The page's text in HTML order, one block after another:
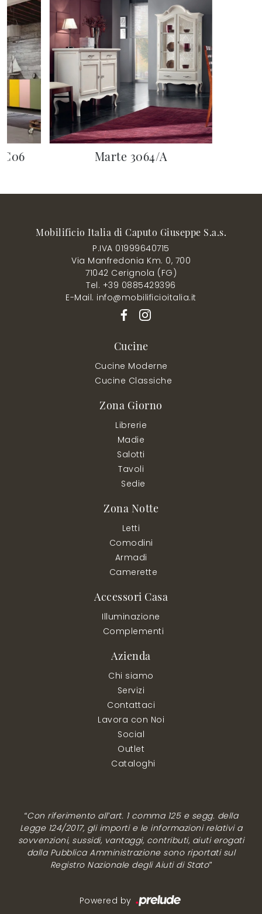
Marte 3064/A
Mobilificio Italia di Caputo Giuseppe S.a.s.
P.IVA 01999640715
Via Manfredonia Km. 0, 700
71042 Cerignola (FG)
Tel. +39 0885429396
E-Mail. info@mobilificioitalia.it
Cucine
Cucine Moderne
Cucine Classiche
Zona Giorno
Librerie
Madie
Salotti
Tavoli
Sedie
Zona Notte
Letti
Comodini
Armadi
Camerette
Accessori Casa
Illuminazione
Complementi
Azienda
Chi siamo
Servizi
Contattaci
Lavora con Noi
Social
Outlet
Cataloghi
“Con riferimento all’art. 1 comma 125 e segg. della
Legge 124/2017, gli importi e le informazioni relativi a
sovvenzioni, sussidi, vantaggi, contributi, aiuti erogati
dalla Pubblica Amministrazione sono riportati sul
Registro Nazionale degli Aiuti di Stato”
Powered by